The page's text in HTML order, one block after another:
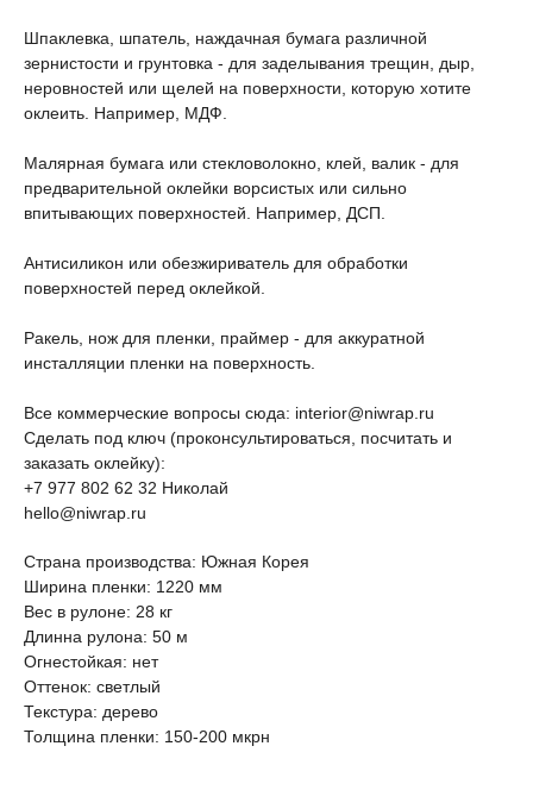
Шпаклевка, шпатель, наждачная бумага различной
зернистости и грунтовка - для заделывания трещин, дыр,
неровностей или щелей на поверхности, которую хотите
оклеить. Например, МДФ.
Малярная бумага или стекловолокно, клей, валик - для
предварительной оклейки ворсистых или сильно
впитывающих поверхностей. Например, ДСП.
Антисиликон или обезжириватель для обработки
поверхностей перед оклейкой.
Ракель, нож для пленки, праймер - для аккуратной
инсталляции пленки на поверхность.
Все коммерческие вопросы сюда: interior@niwrap.ru
Сделать под ключ (проконсультироваться, посчитать и
заказать оклейку):
+7 977 802 62 32 Николай
hello@niwrap.ru
Страна производства: Южная Корея
Ширина пленки: 1220 мм
Вес в рулоне: 28 кг
Длинна рулона: 50 м
Огнестойкая: нет
Оттенок: светлый
Текстура: дерево
Толщина пленки: 150-200 мкрн